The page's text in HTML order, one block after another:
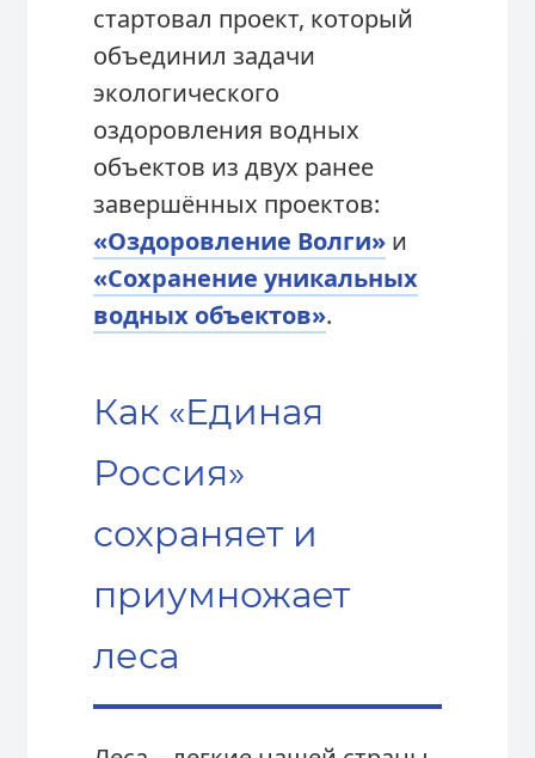
стартовал проект, который
объединил задачи
экологического
оздоровления водных
объектов из двух ранее
завершённых проектов:
«Оздоровление Волги»и
«Сохранение уникальных
водных объектов».
Как «Единая
Россия»
сохраняет и
приумножает
леса